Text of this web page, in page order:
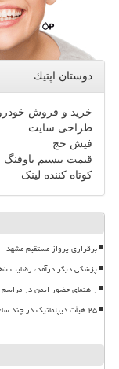
دوستان اپتیك
خرید و فروش
طراحی سایت
فیش حج
قیمت بیسیم باوفنگ
کوتاه کننده لینک
برقراری پرواز مستقیم مشهد -
پزشکی دیگر درآمد، رضایت
راهنمای حضور ایمن در مراسم
۲۵ هیأت دیپلماتیک در چند ساعت از راه فرودگاه مهرآباد پذیرش شدند